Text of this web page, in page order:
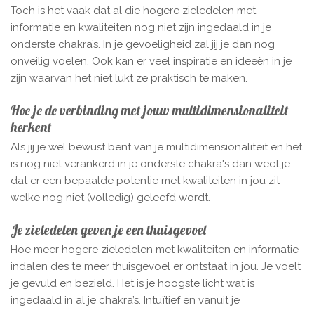
Toch is het vaak dat al die hogere zieledelen met
informatie en kwaliteiten nog niet zijn ingedaald in je
onderste chakra’s. In je gevoeligheid zal jij je dan nog
onveilig voelen. Ook kan er veel inspiratie en ideeën in je
zijn waarvan het niet lukt ze praktisch te maken.
Hoe je de verbinding met jouw multidimensionaliteit
herkent
Als jij je wel bewust bent van je multidimensionaliteit en het
is nog niet verankerd in je onderste chakra's dan weet je
dat er een bepaalde potentie met kwaliteiten in jou zit
welke nog niet (volledig) geleefd wordt.
Je zieledelen geven je een thuisgevoel
Hoe meer hogere zieledelen met kwaliteiten en informatie
indalen des te meer thuisgevoel er ontstaat in jou. Je voelt
je gevuld en bezield. Het is je hoogste licht wat is
ingedaald in al je chakra’s. Intuïtief en vanuit je